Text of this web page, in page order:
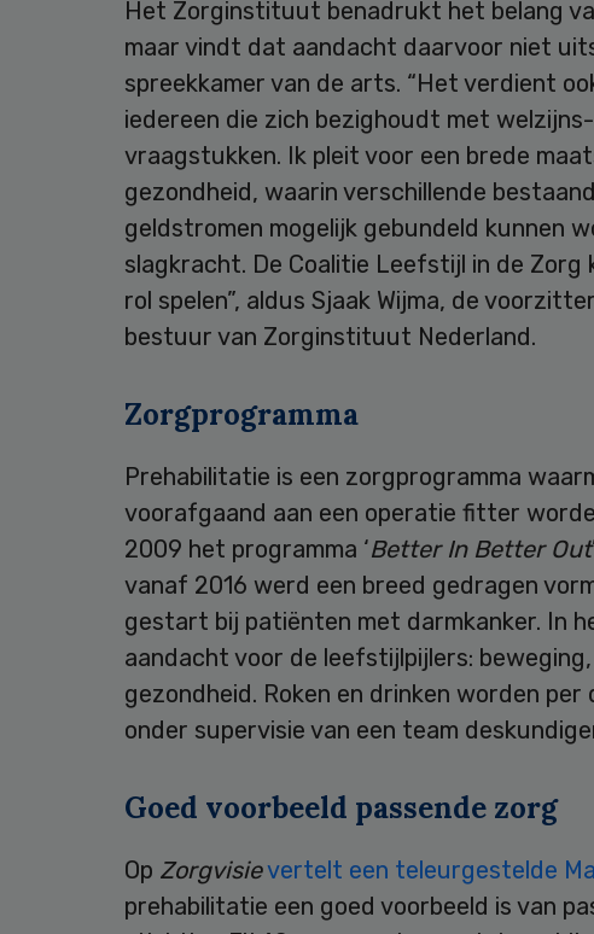
Het Zorginstituut benadrukt het belang
maar vindt dat aandacht daarvoor niet
spreekkamer van de arts. “Het verdient
iedereen die zich bezighoudt met
vraagstukken. Ik pleit voor een brede
gezondheid, waarin verschillende
geldstromen mogelijk gebundeld kunnen
slagkracht. De Coalitie Leefstijl in de Zorg
rol spelen”, aldus Sjaak Wijma, de
bestuur van Zorginstituut Nederland.
Zorgprogramma
Prehabilitatie is een zorgprogramma
voorafgaand aan een operatie fitter
2009 het programma ‘Better In Better Out
vanaf 2016 werd een breed gedragen
gestart bij patiënten met darmkanker. In
aandacht voor de leefstijlpijlers:
gezondheid. Roken en drinken worden
onder supervisie van een team
Goed voorbeeld passende zorg
Op Zorgvisievertelt een teleurgestelde
prehabilitatie een goed voorbeeld is van